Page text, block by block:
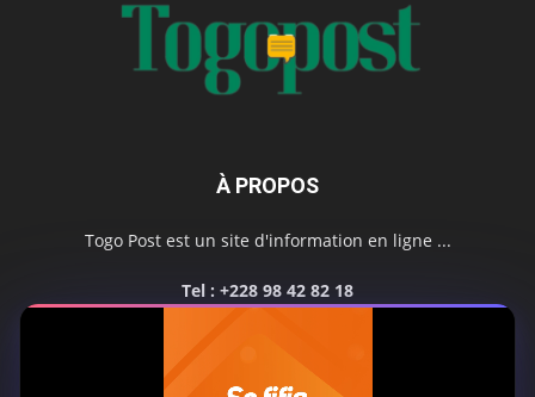
À PROPOS
Togo Post est un site d'information en ligne ...
Tel : +228 98 42 82 18